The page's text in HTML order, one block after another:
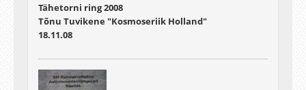
Tähetorni ring 2008
Tõnu Tuvikene "Kosmoseriik Holland"
18.11.08